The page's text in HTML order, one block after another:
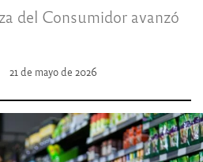
del Consumidor avanzó
21 de mayo de 2026